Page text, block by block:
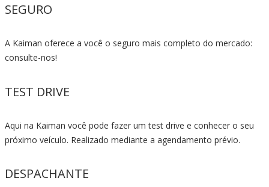
SEGURO
A Kaiman oferece a você o seguro mais completo do mercado:
consulte-nos!
TEST DRIVE
Aqui na Kaiman você pode fazer um test drive e conhecer o seu
próximo veículo. Realizado mediante a agendamento prévio.
DESPACHANTE